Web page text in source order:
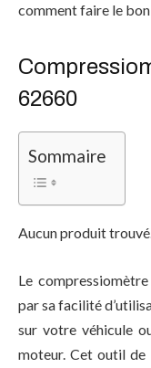
comment faire le
62660
Sommaire
Aucun produit
Le
par sa facilité
sur votre véhicule
moteur. Cet outil de